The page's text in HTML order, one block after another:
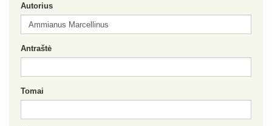
Autorius
Antraštė
Tomai